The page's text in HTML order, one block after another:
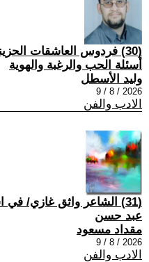
(30) فردوس العاشقات
أسئلة الحب والرغبة والهوية
وليد الأسطل
2026 / 8 / 9
الادب والفن
(31) الشاعر واثق غازي/
عبد حسن
مقداد مسعود
2026 / 8 / 9
الادب والفن